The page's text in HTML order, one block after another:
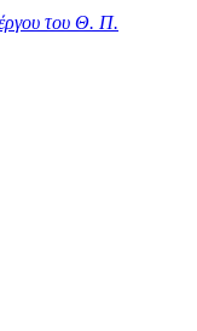
έργου του Θ. Π.